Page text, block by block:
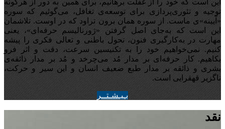
این است که خود را از غفلت برهانیم، برای همین به دور از هرگونه
توجیه‌ و تئوری‌پردازی برای توسعه‌ی تغافل،‌ می‌گوئیم که سوره
«آیینه‌»ی ماست. از سوره همان برون تراود که در اوست. تلاشمان
این است که به‌جای اصل گرفتن «ژورنالیسم حرفه‌ای»، یعنی
مهارت در به‌کارگیری فنون، تحول باطنی و تعالی فکری را پیشه
کنیم. نمی‌خواهیم خود را به تکنیسین سرعت، دقت و اثر فرو
بکاهیم. کار حرفه‌ای بر مدار مُد می‌چرخد و مُد بر مدار ذائقه‌ی
بشری و ذائقه بر مدار طبع ضعیف انسان و این سیر و حرکت،
ناگزیر قهقرایی است.
بـيـشـتــر
نقد